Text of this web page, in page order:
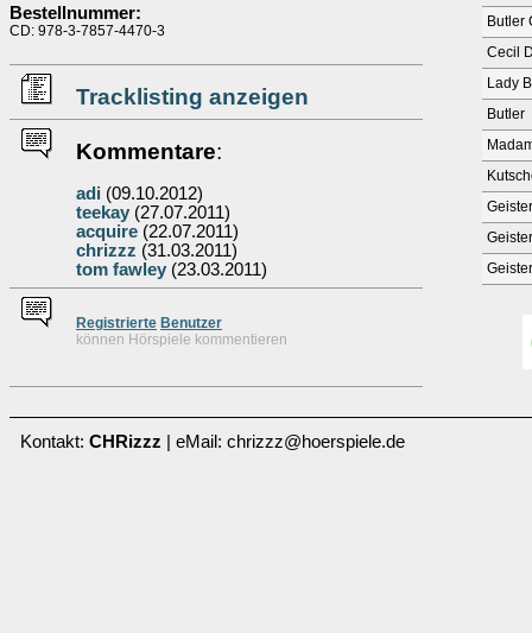
Bestellnummer:
CD: 978-3-7857-4470-3
Tracklisting anzeigen
Kommentare:
adi (09.10.2012)
teekay (27.07.2011)
acquire (22.07.2011)
chrizzz (31.03.2011)
tom fawley (23.03.2011)
Registrierte Benutzer
können Hörspiele kommentieren
Butler
Cecil
Lady
Butler
Kontakt: CHRizzz | eMail: chrizzz@hoerspiele.de